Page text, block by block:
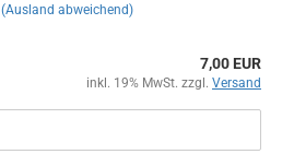
(Ausland abweichend)
7,00 EUR
inkl. 19% MwSt. zzgl. Versand